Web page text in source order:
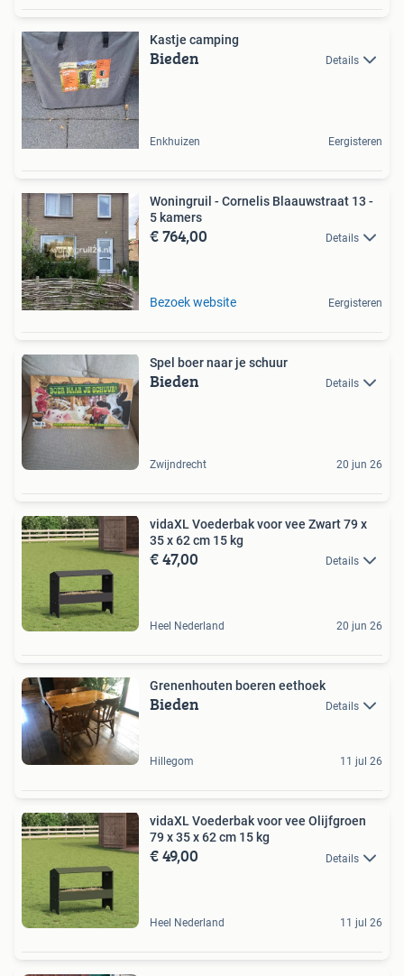
Kastje camping
Bieden Details
Enkhuizen Eergisteren
Woningruil - Cornelis Blaauwstraat 13 -
5 kamers
€ 764,00 Details
Bezoek website Eergisteren
Spel boer naar je schuur
Bieden Details
Zwijndrecht 20 jun 26
vidaXL Voederbak voor vee Zwart 79 x
35 x 62 cm 15 kg
€ 47,00 Details
Heel Nederland 20 jun 26
Grenenhouten boeren eethoek
Bieden Details
Hillegom 11 jul 26
vidaXL Voederbak voor vee Olijfgroen
79 x 35 x 62 cm 15 kg
€ 49,00 Details
Heel Nederland 11 jul 26